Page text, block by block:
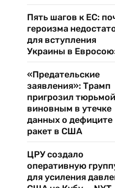
Пять шагов к ЕС:
героизма
для вступления
Украины в
«Предательские
заявления»: Трамп
пригрозил тюрьмой
виновным в утечке
данных о дефиците
ракет в США
ЦРУ создало
оперативную
для усиления